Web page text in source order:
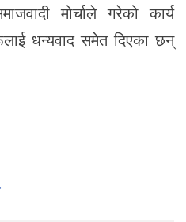
मोर्चाले गरेको कार्य
धन्यवाद समेत दिएका छन्